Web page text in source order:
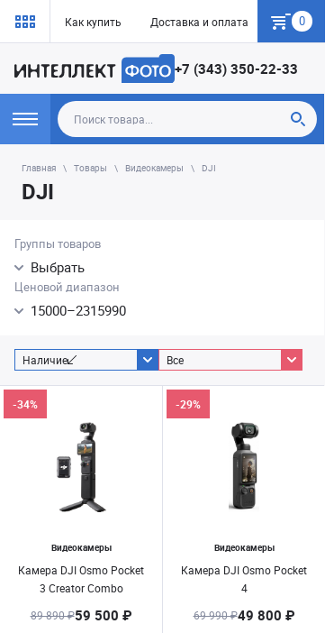
Как купить Доставка и оплата Гарантия
0
+7 (343) 350-22-33
Главная Товары Видеокамеры DJI
DJI
Группы товаров
Выбрать
Ценовой диапазон
15000–2315990
Наличие Все
Видеокамеры
Камера DJI Osmo Pocket
3 Creator Combo
-34%
89 890 ₽59 500 ₽
Видеокамеры
Камера DJI Osmo Pocket
4
-29%
69 990 ₽49 800 ₽